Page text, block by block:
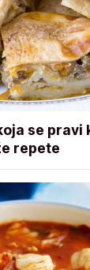
se pravi
repete